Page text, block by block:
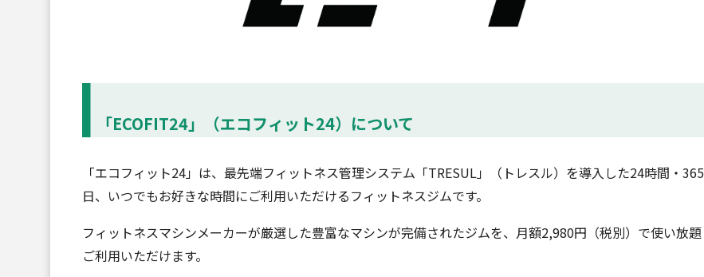
「ECOFIT24」（エコフィット24）について
「エコフィット24」は、最先端フィットネス管理システム「TRESUL」（トレスル）を導入した24時間・365
日、いつでもお好きな時間にご利用いただけるフィットネスジムです。
フィットネスマシンメーカーが厳選した豊富なマシンが完備されたジムを、月額2,980円（税別）で使い放題
ご利用いただけます。